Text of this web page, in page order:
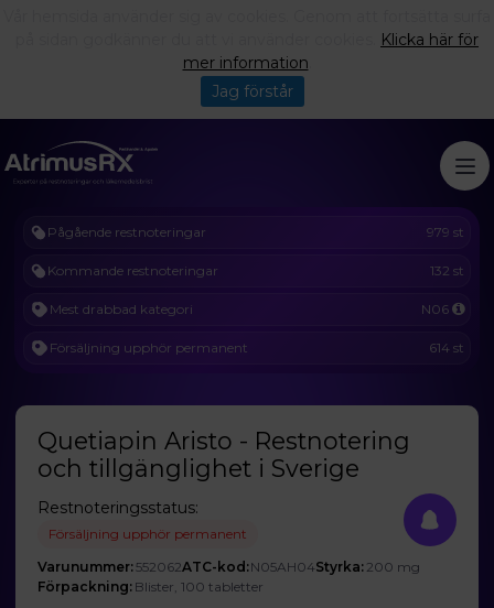
Pågående restnoteringar 979 st
Kommande restnoteringar 132 st
Mest drabbad kategori N06
Försäljning upphör permanent 614 st
Quetiapin Aristo - Restnotering
och tillgänglighet i Sverige
Restnoteringsstatus:
Försäljning upphör permanent
Varunummer: 552062ATC-kod:N05AH04Styrka: 200 mg
Förpackning: Blister, 100 tabletter
Klicka här för
mer information
Jag förstår